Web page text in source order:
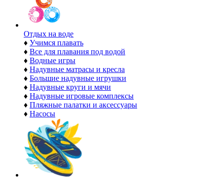
Отдых на воде
♦ Учимся плавать
♦ Все для плавания под водой
♦ Водные игры
♦ Надувные матрасы и кресла
♦ Большие надувные игрушки
♦ Надувные круги и мячи
♦ Надувные игровые комплексы
♦ Пляжные палатки и аксессуары
♦ Насосы